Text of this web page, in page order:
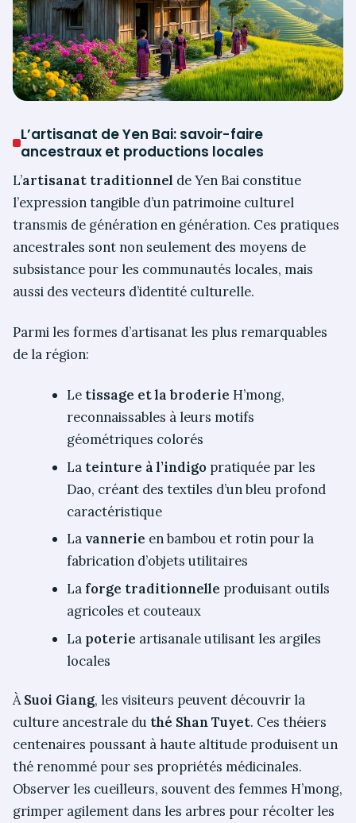
L’artisanat de Yen Bai: savoir-faire
ancestraux et productions locales
L’artisanat traditionnel de Yen Bai constitue
l’expression tangible d’un patrimoine culturel
transmis de génération en génération. Ces pratiques
ancestrales sont non seulement des moyens de
subsistance pour les communautés locales, mais
aussi des vecteurs d’identité culturelle.
Parmi les formes d’artisanat les plus remarquables
de la région:
Le tissage et la broderie H’mong,
reconnaissables à leurs motifs
géométriques colorés
La teinture à l’indigo pratiquée par les
Dao, créant des textiles d’un bleu profond
caractéristique
La vannerie en bambou et rotin pour la
fabrication d’objets utilitaires
La forge traditionnelle produisant outils
agricoles et couteaux
La poterie artisanale utilisant les argiles
locales
ÀSuoi Giang, les visiteurs peuvent découvrir la
culture ancestrale du thé Shan Tuyet. Ces théiers
centenaires poussant à haute altitude produisent un
thé renommé pour ses propriétés médicinales.
Observer les cueilleurs, souvent des femmes H’mong,
grimper agilement dans les arbres pour récolter les